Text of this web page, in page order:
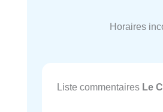
Horaires
Liste commentaires Le